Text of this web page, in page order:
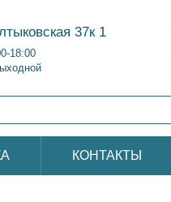
37к 1
18:00
КОНТАКТЫ